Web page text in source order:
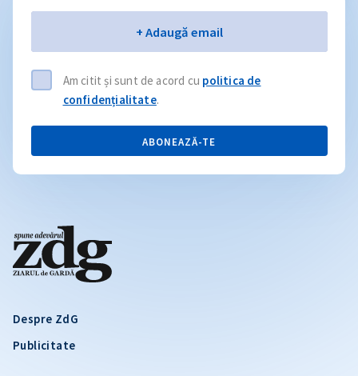
Despre ZdG
Publicitate
+ Adaugă email
Am citit și sunt de acord cu politica de
confidențialitate.
ABONEAZĂ-TE